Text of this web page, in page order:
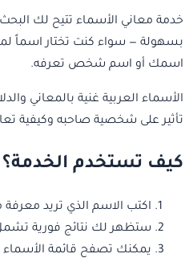
خدمة معاني الأسماء تتيح لك
بسهولة — سواء كنت تختار اسماً
اسمك أو اسم شخص تعرفه.
الأسماء العربية غنية بالمعاني
تأثير على شخصية صاحبه وكيفية
كيف تستخدم الخدمة؟
اكتب الاسم الذي تريد
ستظهر لك نتائج فورية
يمكنك تصفح قائمة